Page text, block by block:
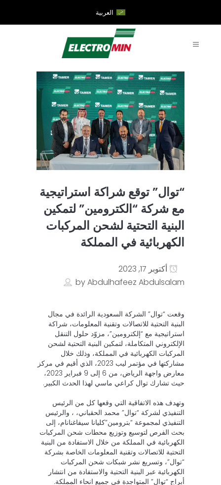
العربية
“توال” توقع شراكة استراتيجية
مع شركة “الكترومين” لتمكين
البنية التحتية لشحن المركبات
الكهربائية في المملكة
أكتوبر 17, 2023
byAbdulhafeez Abdulsalam
وقعت “توال” الشركة السعودية الرائدة في مجال
البنية التحتية للاتصالات وتقنية المعلومات، شراكة
استراتيجية مع “إلكترومين”، مزوّد حلول التنقل
الإلكتروني المتكاملة، لتمكين البنية التحتية لشحن
المركبات الكهربائية في المملكة، وذلك خلال
مشاركتها في مؤتمر ليب 2023، الذي أقيم في مركز
معارض واجهة الرياض، من 6 إلى 9 فبراير 2023،
حيث تشارك توال كراعي ماسي لهذا الحدث الكبير.
وتهدف هذه الاتفاقية التي وقعها كل من الرئيس
التنفيذي لشركة “توال” محمد الحقباني، ، والرئيس
التنفيذي لمجموعة “بترومين”كليانا سيفاغنانام، إلى
بحث الفرص لتوسيع وتوزيع محطات شحن المركبات
الكهربائية في المملكة من خلال الاستفادة من البنية
التحتية للاتصالات وتقنية المعلومات الخاصة بشركة
“توال”، وتسريع نشر شبكات شحن المركبات
الكهربائية عبر البنية التحتية والاستفادة من انتشار
أبراج “توال” المتواجدة في جميع انحاء المملكة.